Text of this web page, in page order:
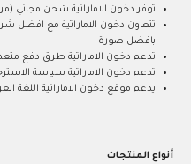
توفر دخون الاماراتية شحن مجاني
تتعاون دخون الاماراتية مع
بافضل صورة
تدعم دخون الاماراتية طرق دفع
تدعم دخون الاماراتية سياسة
يدعم موقع دخون الاماراتية اللغة
أنواع المنتجات